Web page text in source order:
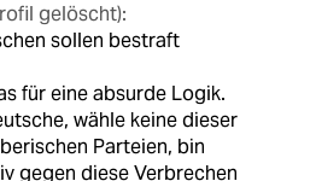
gelöscht):
sollen bestraft
für eine absurde Logik.
wähle keine dieser
Parteien, bin
gegen diese Verbrechen